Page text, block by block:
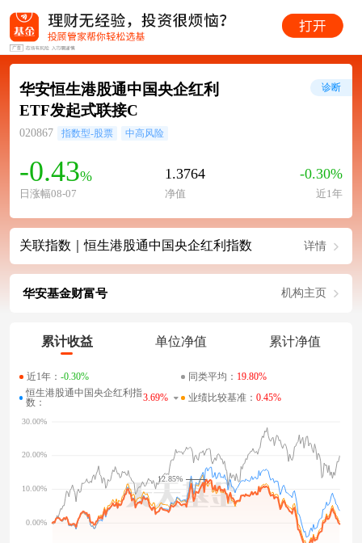
华安恒生港股通中国央企红利
ETF发起式联接C
020867 指数型-股票 中高风险
-0.43%
日涨幅08-07
1.3764
净值
-0.30%
近1年
诊断
关联指数｜恒生港股通中国央企红利指数 详情
华安基金财富号 机构主页
累计收益 单位净值 累计净值
近1年： -0.30% 同类平均： 19.80%
恒生港股通中国央企红利指
数：
3.69% 业绩比较基准： 0.45%
12.85%